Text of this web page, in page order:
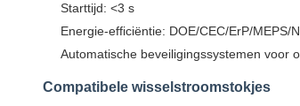
Starttijd: <3 s
Energie-efficiëntie: DOE/CEC/ErP/MEPS/
Automatische beveiligingssystemen voor
Compatibele wisselstroomstokjes